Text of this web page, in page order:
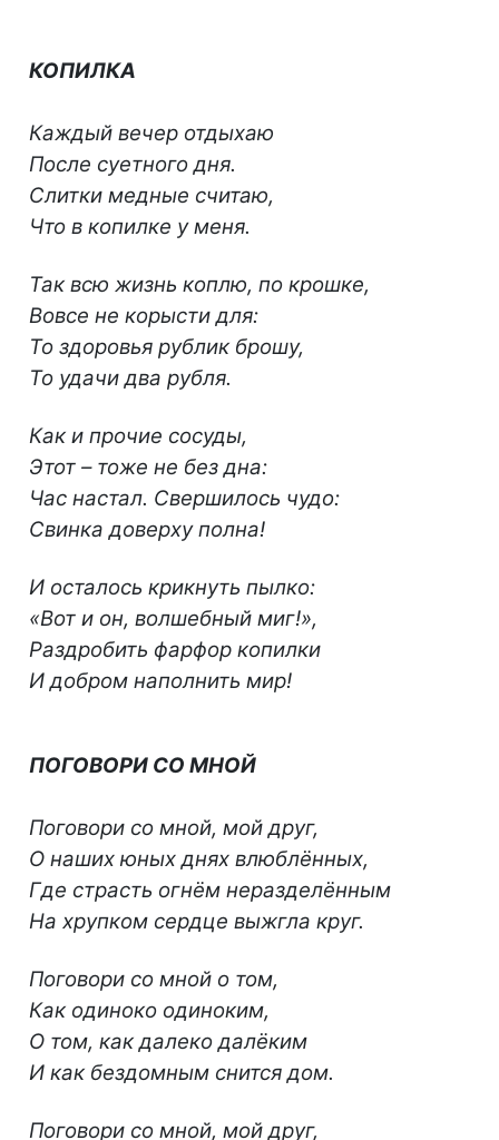
КОПИЛКА
Каждый вечер отдыхаю
После суетного дня.
Слитки медные считаю,
Что в копилке у меня.
Так всю жизнь коплю, по крошке,
Вовсе не корысти для:
То здоровья рублик брошу,
То удачи два рубля.
Как и прочие сосуды,
Этот – тоже не без дна:
Час настал. Свершилось чудо:
Свинка доверху полна!
И осталось крикнуть пылко:
«Вот и он, волшебный миг!»,
Раздробить фарфор копилки
И добром наполнить мир!
ПОГОВОРИ СО МНОЙ
Поговори со мной, мой друг,
О наших юных днях влюблённых,
Где страсть огнём неразделённым
На хрупком сердце выжгла круг.
Поговори со мной о том,
Как одиноко одиноким,
О том, как далеко далёким
И как бездомным снится дом.
Поговори со мной, мой друг,